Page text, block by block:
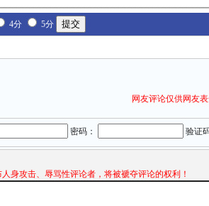
4分 5分
网友评论仅供网友
密码： 验证
人身攻击、辱骂性评论者，将被褫夺评论的权利！